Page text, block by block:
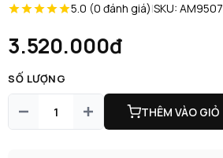
5.0 (0 đánh giá)|SKU: AM9507
3.520.000đ
SỐ LƯỢNG
THÊM VÀO GIỎ